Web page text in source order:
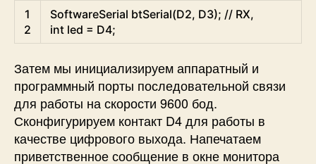
Arduino
1
2
SoftwareSerial btSerial(D2, D3); // RX,
int led = D4;
Затем мы инициализируем аппаратный и
программный порты последовательной связи
для работы на скорости 9600 бод.
Сконфигурируем контакт D4 для работы в
качестве цифрового выхода. Напечатаем
приветственное сообщение в окне монитора